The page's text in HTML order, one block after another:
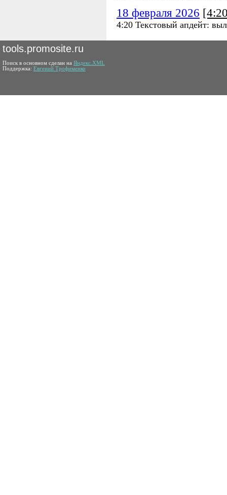
18 февраля 2026
4:20 Текстовый апдейт:
tools.promosite.ru
Поиск в основном сделан на Яндекс.XML
Поддержка: Евгений Трофименко